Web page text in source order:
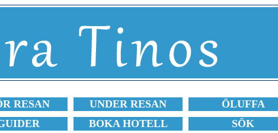
RESAN UNDER RESAN
ÖLUFFA
BOKA HOTELL SÖK